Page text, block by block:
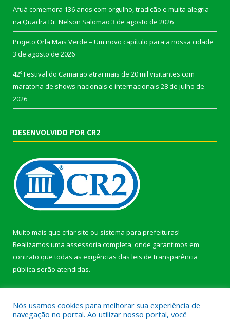
Afuá comemora 136 anos com orgulho, tradição e muita alegria
na Quadra Dr. Nelson Salomão 3 de agosto de 2026
Projeto Orla Mais Verde – Um novo capítulo para a nossa cidade
3 de agosto de 2026
42º Festival do Camarão atrai mais de 20 mil visitantes com
maratona de shows nacionais e internacionais 28 de julho de
2026
DESENVOLVIDO POR CR2
Muito mais que criar site ou sistema para prefeituras!
Realizamos uma assessoria completa, onde garantimos em
contrato que todas as exigências das leis de transparência
pública serão atendidas.
Nós usamos cookies para melhorar sua experiência de
navegação no portal. Ao utilizar nosso portal, você